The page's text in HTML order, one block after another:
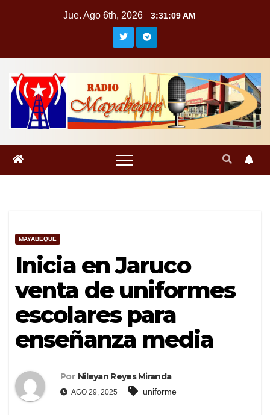
Jue. Ago 6th, 2026 3:31:10 AM
MAYABEQUE
Inicia en Jaruco
venta de uniformes
escolares para
enseñanza media
Por Nileyan Reyes Miranda
AGO 29, 2025 uniforme